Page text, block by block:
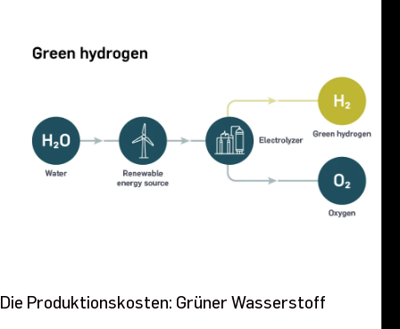
Die Produktionskosten: Grüner Wasserstoff